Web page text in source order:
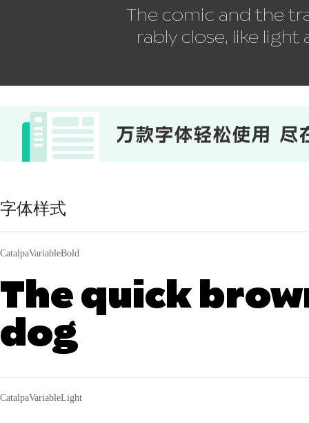
The comic and the
rably close, like light
字体样式
CatalpaVariableBold
The quick
dog
CatalpaVariableLight